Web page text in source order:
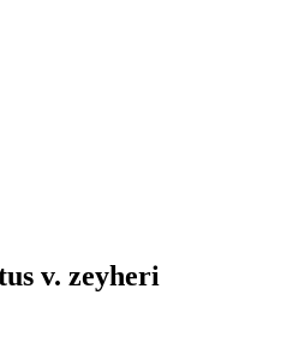
v. zeyheri